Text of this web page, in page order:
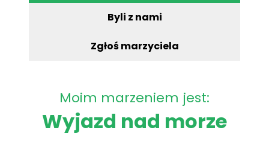
Byli z nami
Zgłoś marzyciela
Moim marzeniem jest:
Wyjazd nad morze